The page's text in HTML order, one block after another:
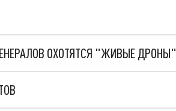
ОХОТЯТСЯ "ЖИВЫЕ ДРОНЫ"